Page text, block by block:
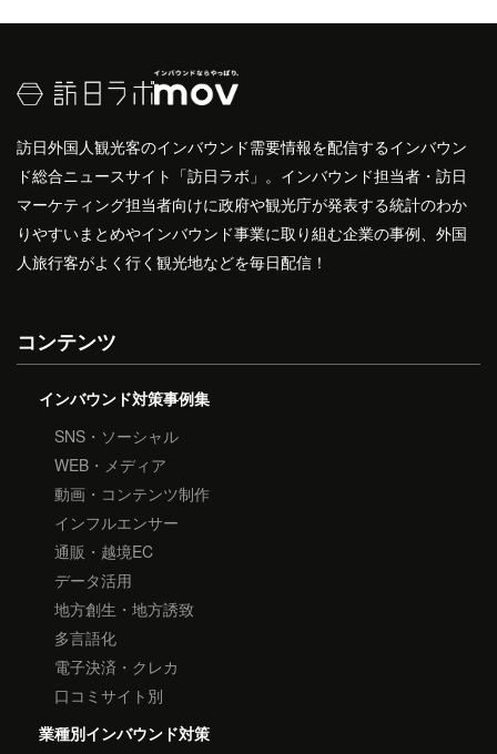
訪日外国人観光客のインバウンド需要情報を配信するインバウン
ド総合ニュースサイト「訪日ラボ」。インバウンド担当者・訪日
マーケティング担当者向けに政府や観光庁が発表する統計のわか
りやすいまとめやインバウンド事業に取り組む企業の事例、外国
人旅行客がよく行く観光地などを毎日配信！
コンテンツ
インバウンド対策事例集
SNS・ソーシャル
WEB・メディア
動画・コンテンツ制作
インフルエンサー
通販・越境EC
データ活用
地方創生・地方誘致
多言語化
電子決済・クレカ
口コミサイト別
業種別インバウンド対策